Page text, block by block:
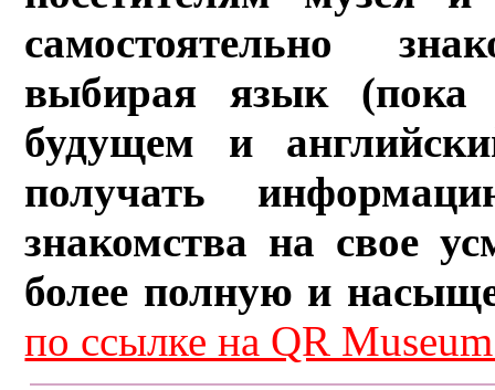
самостоятельно
выбирая язык (пока
будущем и
получать
знакомства на свое
более полную и
по ссылке на QR